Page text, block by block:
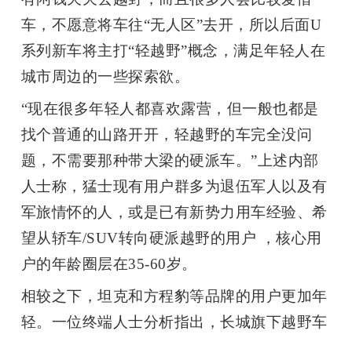
车，不愿意将车往“无人区”去开，所以后面U
系列新车将主打“轻越野”概念，满足年轻人在
城市周边的一些探索欲。
“现在很多年轻人都喜欢露营，但一般也都是
找个普通的山路开开，轻越野的车完全没问
题，不需要那种带大梁的硬派车。” 上述内部
人士称，猛士现有用户群多为退伍军人以及有
军旅情怀的人，或是已有新势力用车经验、希
望从轿车/SUV转向硬派越野的用户
，核心用
户的年龄圈层在35-60岁。
相较之下，坦克和方程豹等品牌的用户更加年
轻。一位终端人士分析指出，长城旗下越野车